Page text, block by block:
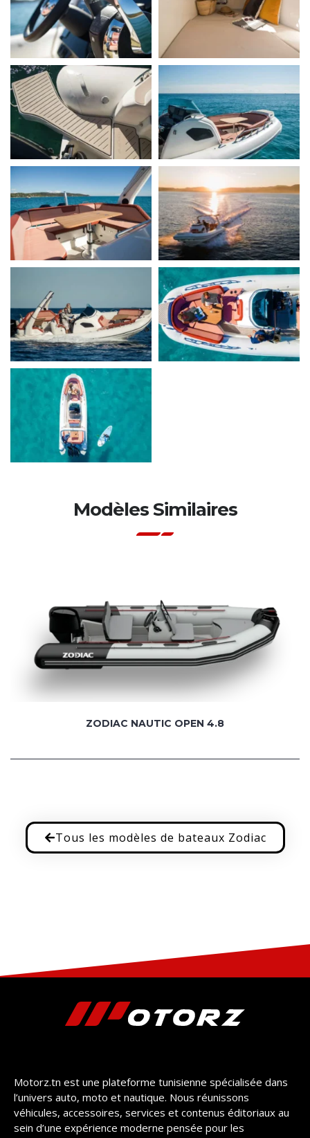
Modèles Similaires
ZODIAC NAUTIC OPEN 4.8
Tous les modèles de bateaux Zodiac
Motorz.tn est une plateforme tunisienne spécialisée dans
l’univers auto, moto et nautique. Nous réunissons
véhicules, accessoires, services et contenus éditoriaux au
sein d’une expérience moderne pensée pour les